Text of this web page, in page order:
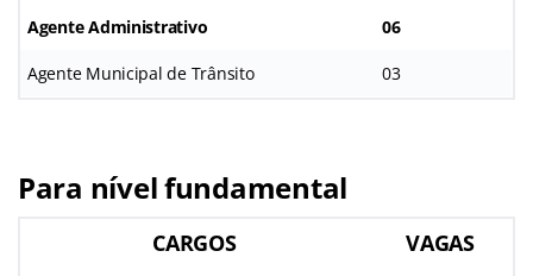
Agente Administrativo 06
Agente Municipal de Trânsito 03
Para nível fundamental
CARGOS VAGAS